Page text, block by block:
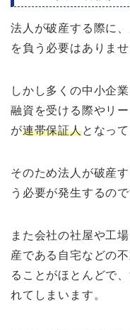
法人が破産する際に
を負う必要はありませ
しかし多くの中小企
融資を受ける際やリ
が連帯保証人となって
そのため法人が破産
う必要が発生するので
また会社の社屋や工
産である自宅などの
ることがほとんどで
れてしまいます。